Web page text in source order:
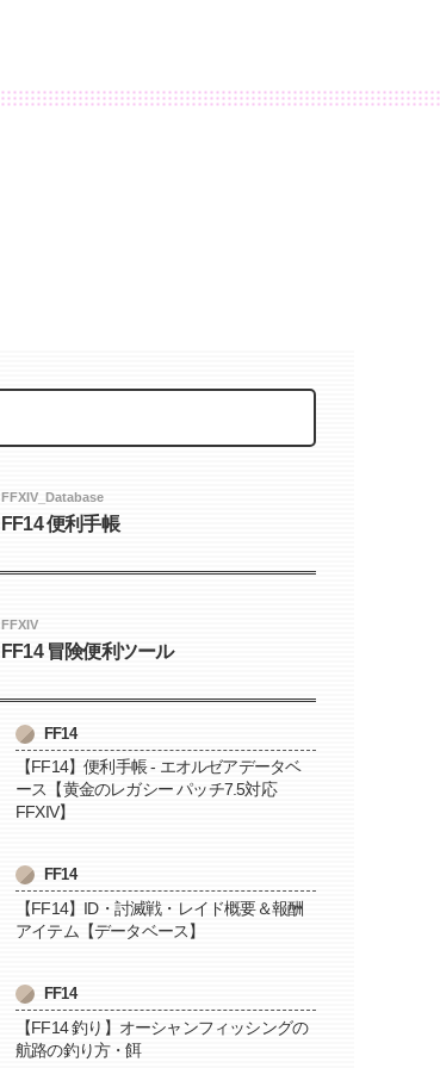
FFXIV_Database
FF14 便利手帳
FFXIV
FF14 冒険便利ツール
FF14
【FF14】便利手帳 - エオルゼアデータベ
ース【黄金のレガシー パッチ7.5対応
FFXIV】
FF14
【FF14】ID・討滅戦・レイド概要＆報酬
アイテム【データベース】
FF14
【FF14 釣り】オーシャンフィッシングの
航路の釣り方・餌